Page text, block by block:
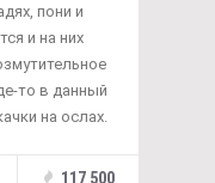
пони и
и на них
то в данный
на ослах.
117 500